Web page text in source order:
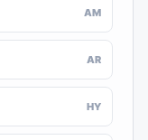
AM
AR
HY